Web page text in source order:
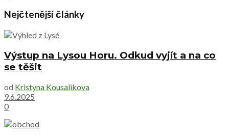
Nejčtenější články
Výstup na Lysou Horu. Odkud vyjít a na co
se těšit
od Kristyna Kousalikova
9.6.2025
0